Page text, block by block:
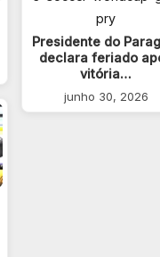
Presidente do
declara feriado
vitória…
junho 30, 2026